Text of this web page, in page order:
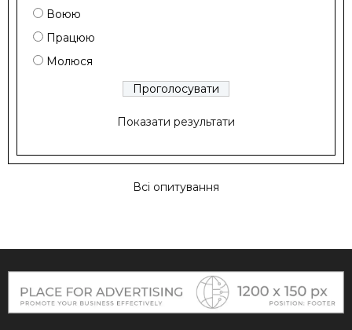
Воюю
Працюю
Молюся
Показати результати
Всі опитування